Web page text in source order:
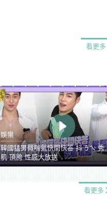
看更多
娛樂
韓國猛男微喘氣快問快答 抖ㄋㄟ 秀
肌 頂胯 性感大放送
看更多